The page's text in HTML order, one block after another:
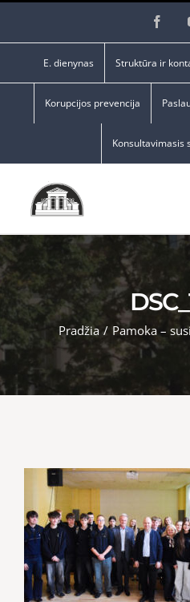
E. dienynas Struktūra ir
Korupcijos prevencija
Konsultavimasis
Pradžia / Pamoka –